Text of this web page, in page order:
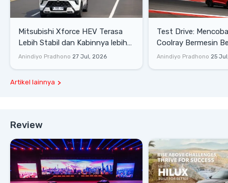
Mitsubishi Xforce HEV Terasa
Lebih Stabil dan Kabinnya lebih
Senyap
Anindiyo Pradhono 27 Jul, 2026
Test Drive: Mencoba Geely
Coolray Bermesin
di Sirkuit Mandalika
Anindiyo Pradhono 25
Artikel lainnya
Review